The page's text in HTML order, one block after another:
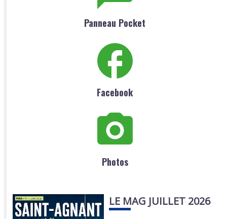
Panneau Pocket
Facebook
Photos
LE MAG JUILLET 2026